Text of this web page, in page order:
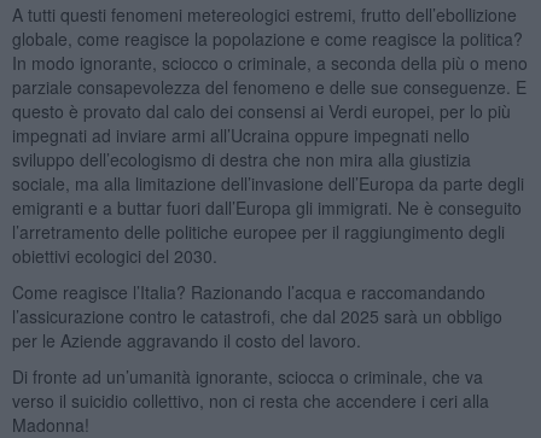
A tutti questi fenomeni metereologici estremi, frutto dell’ebollizione
globale, come reagisce la popolazione e come reagisce la politica?
In modo ignorante, sciocco o criminale, a seconda della più o meno
parziale consapevolezza del fenomeno e delle sue conseguenze. E
questo è provato dal calo dei consensi ai Verdi europei, per lo più
impegnati ad inviare armi all’Ucraina oppure impegnati nello
sviluppo dell’ecologismo di destra che non mira alla giustizia
sociale, ma alla limitazione dell’invasione dell’Europa da parte degli
emigranti e a buttar fuori dall’Europa gli immigrati. Ne è conseguito
l’arretramento delle politiche europee per il raggiungimento degli
obiettivi ecologici del 2030.
Come reagisce l’Italia? Razionando l’acqua e raccomandando
l’assicurazione contro le catastrofi, che dal 2025 sarà un obbligo
per le Aziende aggravando il costo del lavoro.
Di fronte ad un’umanità ignorante, sciocca o criminale, che va
verso il suicidio collettivo, non ci resta che accendere i ceri alla
Madonna!